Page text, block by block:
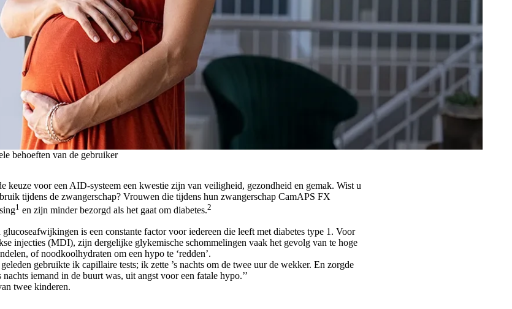
behoeften van de gebruiker
keuze voor een AID-systeem een kwestie zijn van veiligheid, gezondheid en gemak. Wist u
tijdens de zwangerschap? Vrouwen die tijdens hun zwangerschap CamAPS FX
1 en zijn minder bezorgd als het gaat om diabetes.2
is een constante factor voor iedereen die leeft met diabetes type 1. Voor
injecties (MDI), zijn dergelijke glykemische schommelingen vaak het gevolg van te hoge
of noodkoolhydraten om een hypo te ‘redden’.
gebruikte ik capillaire tests; ik zette ’s nachts om de twee uur de wekker. En zorgde
iemand in de buurt was, uit angst voor een fatale hypo.’’
twee kinderen.